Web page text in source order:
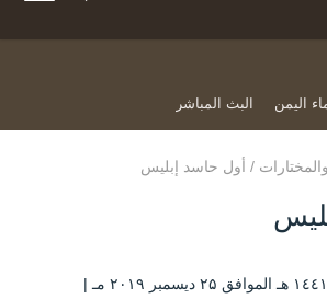
اليمن البث المباشر
/ أول حاسد إبليس